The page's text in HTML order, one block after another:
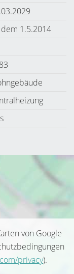
1.5.2014
von Google
privacy).